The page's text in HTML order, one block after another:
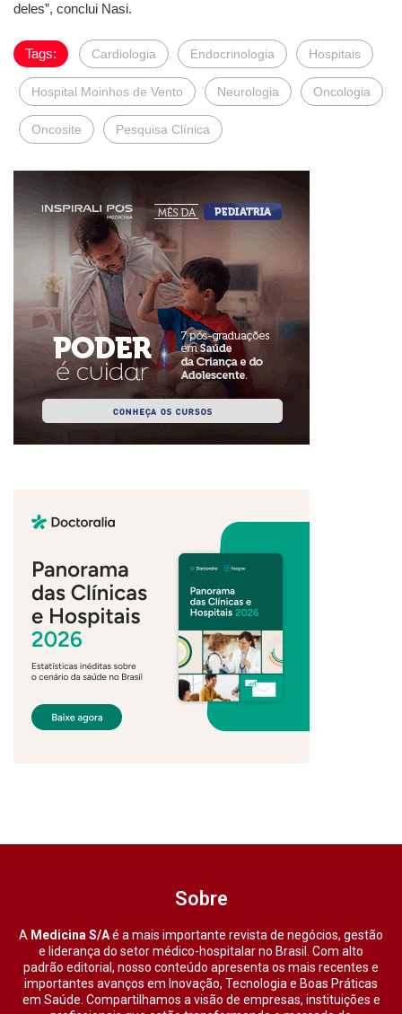
deles”, conclui Nasi.
Tags: Cardiologia Endocrinologia Hospitais
Hospital Moinhos de Vento Neurologia Oncologia
Oncosite Pesquisa Clínica
Sobre
A Medicina S/Aé a mais importante revista de negócios, gestão
e liderança do setor médico-hospitalar no Brasil. Com alto
padrão editorial, nosso conteúdo apresenta os mais recentes e
importantes avanços em Inovação, Tecnologia e Boas Práticas
em Saúde. Compartilhamos a visão de empresas, instituições e